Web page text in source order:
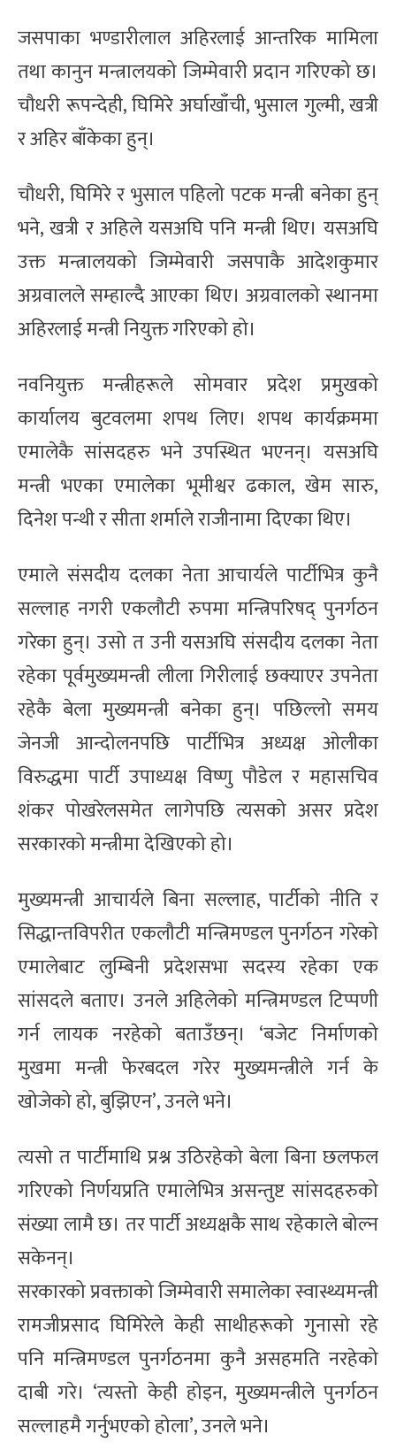
जसपाका भण्डारीलाल अहिरलाई आन्तरिक मामिला
तथा कानुन मन्त्रालयको जिम्मेवारी प्रदान गरिएको छ।
चौधरी रूपन्देही, घिमिरे अर्घाखाँची, भुसाल गुल्मी, खत्री
र अहिर बाँकेका हुन्।
चौधरी, घिमिरे र भुसाल पहिलो पटक मन्त्री बनेका हुन्
भने, खत्री र अहिले यसअघि पनि मन्त्री थिए। यसअघि
उक्त मन्त्रालयको जिम्मेवारी जसपाकै आदेशकुमार
अग्रवालले सम्हाल्दै आएका थिए। अग्रवालको स्थानमा
अहिरलाई मन्त्री नियुक्त गरिएको हो।
नवनियुक्त मन्त्रीहरूले सोमवार प्रदेश प्रमुखको
कार्यालय बुटवलमा शपथ लिए। शपथ कार्यक्रममा
एमालेकै सांसदहरु भने उपस्थित भएनन्। यसअघि
मन्त्री भएका एमालेका भूमीश्वर ढकाल, खेम सारु,
दिनेश पन्थी र सीता शर्माले राजीनामा दिएका थिए।
एमाले संसदीय दलका नेता आचार्यले पार्टीभित्र कुनै
सल्लाह नगरी एकलौटी रुपमा मन्त्रिपरिषद् पुनर्गठन
गरेका हुन्। उसो त उनी यसअघि संसदीय दलका नेता
रहेका पूर्वमुख्यमन्त्री लीला गिरीलाई छक्याएर उपनेता
रहेकै बेला मुख्यमन्त्री बनेका हुन्। पछिल्लो समय
जेनजी आन्दोलनपछि पार्टीभित्र अध्यक्ष ओलीका
विरुद्धमा पार्टी उपाध्यक्ष विष्णु पौडेल र महासचिव
शंकर पोखरेलसमेत लागेपछि त्यसको असर प्रदेश
सरकारको मन्त्रीमा देखिएको हो।
मुख्यमन्त्री आचार्यले बिना सल्लाह, पार्टीको नीति र
सिद्धान्तविपरीत एकलौटी मन्त्रिमण्डल पुनर्गठन गरेको
एमालेबाट लुम्बिनी प्रदेशसभा सदस्य रहेका एक
सांसदले बताए। उनले अहिलेको मन्त्रिमण्डल टिप्पणी
गर्न लायक नरहेको बताउँछन्। ‘बजेट निर्माणको
मुखमा मन्त्री फेरबदल गरेर मुख्यमन्त्रीले गर्न के
खोजेको हो, बुझिएन’, उनले भने।
त्यसो त पार्टीमाथि प्रश्न उठिरहेको बेला बिना छलफल
गरिएको निर्णयप्रति एमालेभित्र असन्तुष्ट सांसदहरुको
संख्या लामै छ। तर पार्टी अध्यक्षकै साथ रहेकाले बोल्न
सकेनन्।
सरकारको प्रवक्ताको जिम्मेवारी समालेका स्वास्थ्यमन्त्री
रामजीप्रसाद घिमिरेले केही साथीहरूको गुनासो रहे
पनि मन्त्रिमण्डल पुनर्गठनमा कुनै असहमति नरहेको
दाबी गरे। ‘त्यस्तो केही होइन, मुख्यमन्त्रीले पुनर्गठन
सल्लाहमै गर्नुभएको होला’, उनले भने।